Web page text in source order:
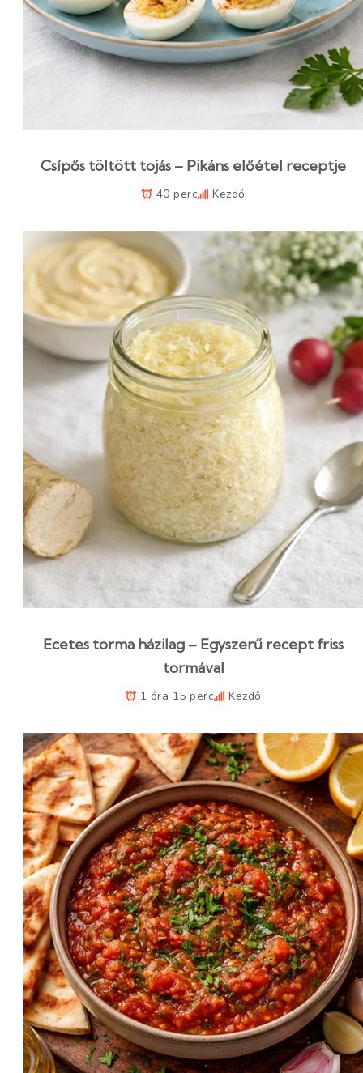
Csípős töltött tojás – Pikáns előétel receptje
40 perc Kezdő
Ecetes torma házilag – Egyszerű recept friss
tormával
1 óra 15 perc Kezdő